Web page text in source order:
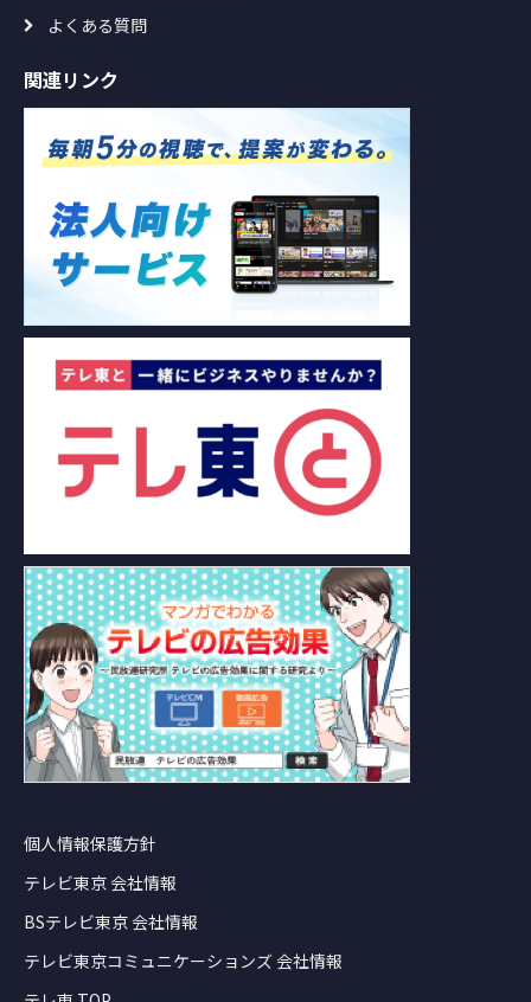
よくある質問
関連リンク
個人情報保護方針
テレビ東京 会社情報
BSテレビ東京 会社情報
テレビ東京コミュニケーションズ 会社情報